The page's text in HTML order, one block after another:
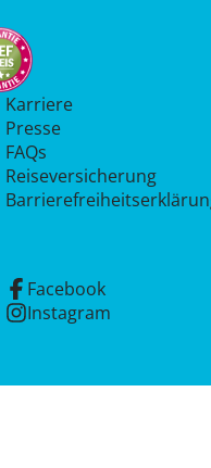
Karriere
Presse
FAQs
Reiseversicherung
Facebook
Instagram